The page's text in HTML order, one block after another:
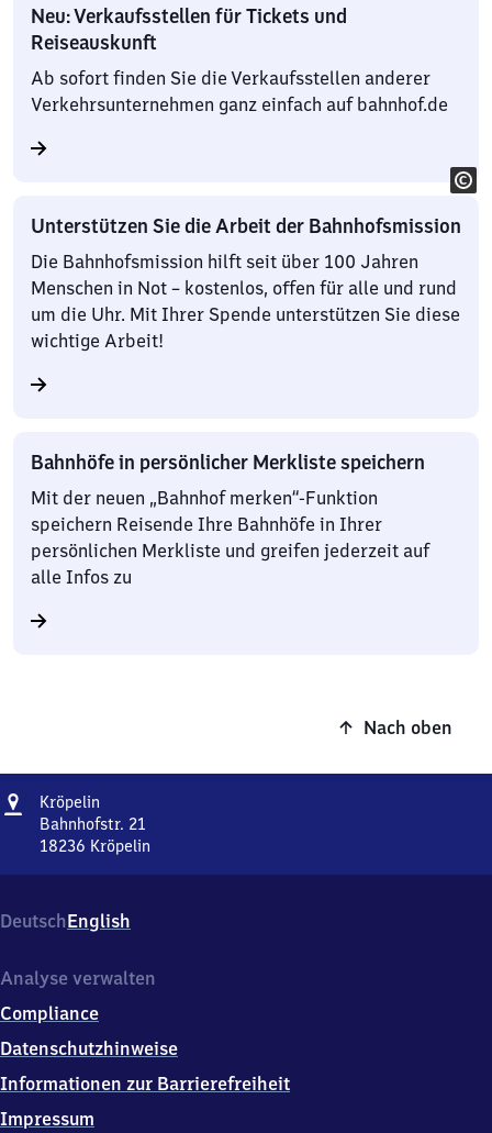
Neu: Verkaufsstellen für Tickets und
Reiseauskunft
Ab sofort finden Sie die Verkaufsstellen anderer
Verkehrsunternehmen ganz einfach auf bahnhof.de
Unterstützen Sie die Arbeit der Bahnhofsmission
Die Bahnhofsmission hilft seit über 100 Jahren
Menschen in Not – kostenlos, offen für alle und rund
um die Uhr. Mit Ihrer Spende unterstützen Sie diese
wichtige Arbeit!
Bahnhöfe in persönlicher Merkliste speichern
Mit der neuen „Bahnhof merken“-Funktion
speichern Reisende Ihre Bahnhöfe in Ihrer
persönlichen Merkliste und greifen jederzeit auf
alle Infos zu
Nach oben
Adresse
Kröpelin
Bahnhofstr. 21
18236 Kröpelin
21,
1
2
6
Kröpelin
DeutschEnglish
Analyse verwalten
Compliance
Datenschutzhinweise
Informationen zur Barrierefreiheit
Impressum